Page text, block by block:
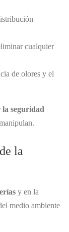
cualquier
de olores y el
seguridad
la
y en la
medio ambiente